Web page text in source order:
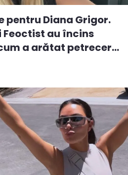
pentru Diana Grigor.
Feoctist au încins
a arătat petrecer...